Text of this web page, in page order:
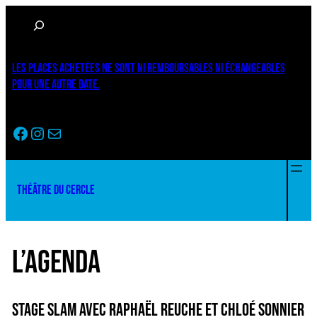
LES PLACES ACHETÉES NE SONT NI REMBOURSABLES NI ÉCHANGEABLES
POUR UNE AUTRE DATE.
Facebook
Instagram
Newsletter
THÉÂTRE DU CERCLE
L’AGENDA
STAGE SLAM AVEC RAPHAËL REUCHE ET CHLOÉ SONNIER